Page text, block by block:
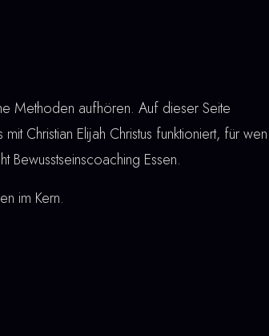
Methoden aufhören. Auf dieser Seite
Christian Elijah Christus funktioniert, für wen
Bewusstseinscoaching Essen.
im Kern.